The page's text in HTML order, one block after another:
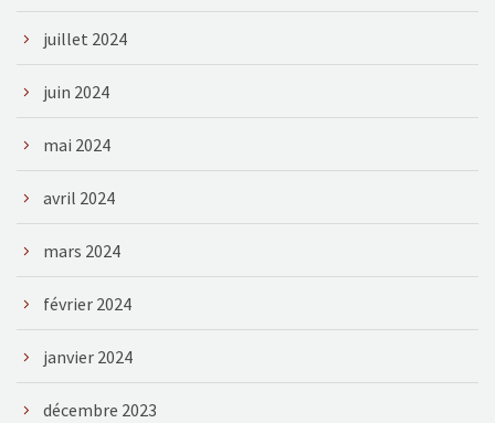
juillet 2024
juin 2024
mai 2024
avril 2024
mars 2024
février 2024
janvier 2024
décembre 2023